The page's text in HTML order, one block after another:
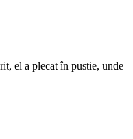
el a plecat în pustie, unde